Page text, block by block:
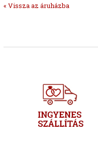
« Vissza az áruházba